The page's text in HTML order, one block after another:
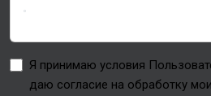
Я принимаю условия
даю согласие на обработку